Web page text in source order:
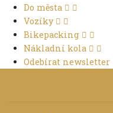
Do města
Vozíky
Bikepacking
Nákladní kola
Odebírat newsletter